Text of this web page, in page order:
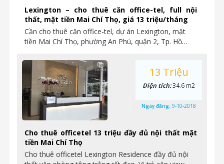
Lexington – cho thuê căn office-tel, full nội
thất, mặt tiền Mai Chí Thọ, giá 13 triệu/tháng
Cần cho thuê căn office-tel, dự án Lexington, mặt
tiền Mai Chí Thọ, phường An Phú, quận 2, Tp. Hồ…
Cho thuê officetel 13 triệu đầy đủ nội thất mặt
tiền Mai Chí Thọ
Cho thuê officetel Lexington Residence đầy đủ nội
13 Triệu
Diện tích:34.6 m2
Ngày đăng: 9-10-2018